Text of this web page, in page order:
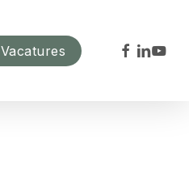
Vacatures facebook
linkedin